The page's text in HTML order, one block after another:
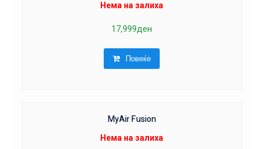
Нема на залиха
17,999ден
Повеќе
MyAir Fusion
Нема на залиха